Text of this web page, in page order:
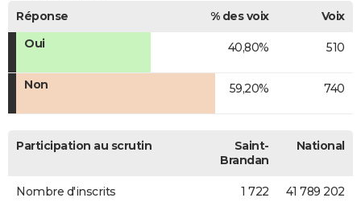
Réponse % des voix
Voix
Oui
40,80% 510
Non 59,20% 740
Participation au scrutin
Saint-
Brandan
National
Nombre d'inscrits 1 722 41 789 202